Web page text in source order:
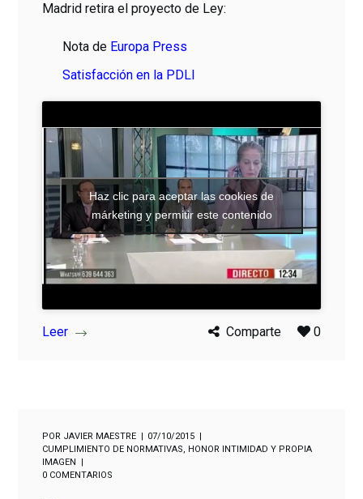
Madrid retira el proyecto de Ley:
Nota de Europa Press
Satisfacción en la PDLI
Haz clic para aceptar las cookies de
márketing y permitir este contenido
Leer Comparte 0
POR JAVIER MAESTRE
07/10/2015
CUMPLIMIENTO DE NORMATIVAS, HONOR INTIMIDAD Y PROPIA
IMAGEN
0 COMENTARIOS